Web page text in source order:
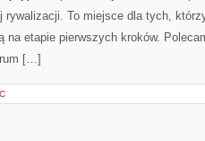
rywalizacji. To miejsce dla tych,
na etapie pierwszych kroków.
[…]